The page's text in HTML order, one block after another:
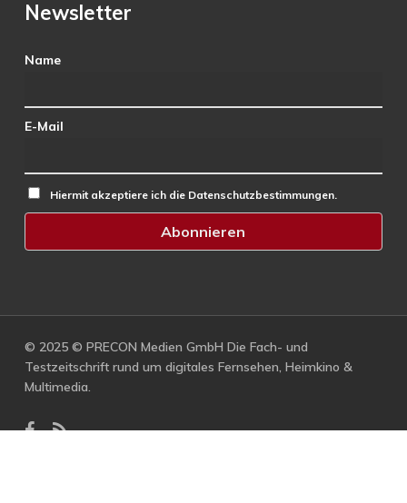
Newsletter
Name
E-Mail
Hiermit akzeptiere ich die Datenschutzbestimmungen.
© 2025 © PRECON Medien GmbH Die Fach- und
Testzeitschrift rund um digitales Fernsehen, Heimkino &
Multimedia.
facebook
RSS